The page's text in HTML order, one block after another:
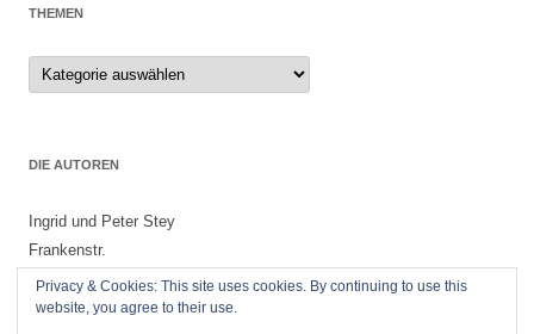
THEMEN
Themen
DIE AUTOREN
Ingrid und Peter Stey
Frankenstr.
55299 Nackenheim
Privacy & Cookies: This site uses cookies. By continuing to use this
website, you agree to their use.